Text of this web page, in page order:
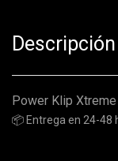
Descripción
Power Klip
📦 Entrega en 24-48